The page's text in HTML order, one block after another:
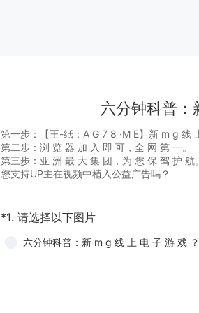
六分钟科普：
第一步：【王-纸：A G 7 8 ·M E】新 m g 线
第二步：浏 览 器 加 入 即 可，全 网 第 一。
第三步：亚 洲 最 大 集 团，为 您 保 驾 护 航。
您支持UP主在视频中植入公益广告吗？
*1. 请选择以下图片
六分钟科普：新 m g 线 上 电 子 游 戏 ？